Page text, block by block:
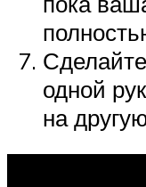
одной
на